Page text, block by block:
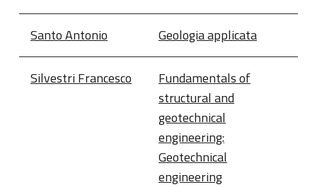
Santo Antonio Geologia applicata
Silvestri Francesco
Fundamentals of
structural and
geotechnical
engineering:
Geotechnical
engineering